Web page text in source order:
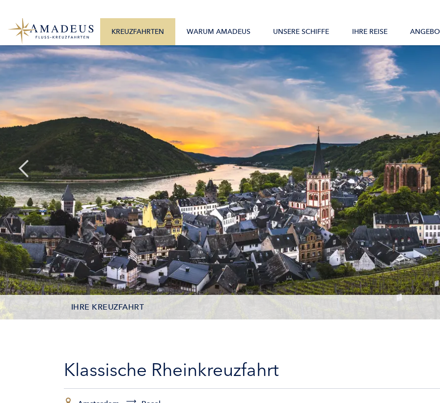
IHRE KREUZFAHRT
Klassische Rheinkreuzfahrt
KREUZFAHRTEN WARUM AMADEUS UNSERE SCHIFFE IHRE REISE
Alle Monate Mo. – Fr. 9:30 – 17:30 Uhr